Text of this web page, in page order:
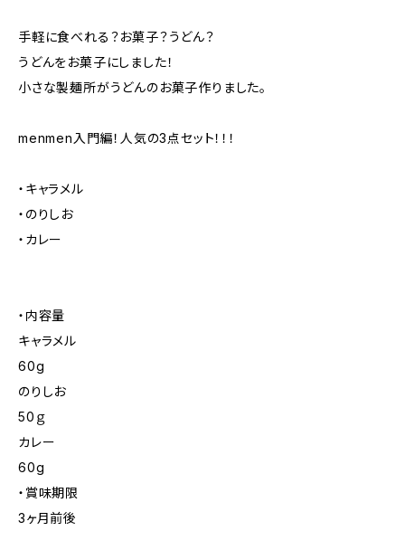
手軽に食べれる？お菓子？うどん？
うどんをお菓子にしました！
小さな製麺所がうどんのお菓子作りました。
menmen入門編！人気の3点セット！！！
・キャラメル
・のりしお
・カレー
・内容量
キャラメル
60g
のりしお
50ｇ
カレー
60g
・賞味期限
3ヶ月前後